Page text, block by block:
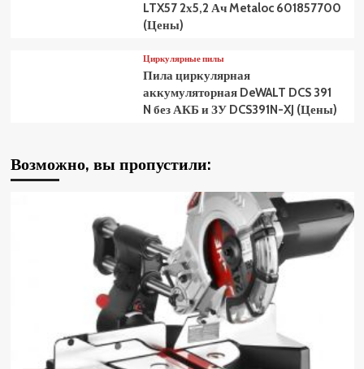
LTX57 2х5,2 Ач Metaloc 601857700
(Цены)
Циркулярные пилы
Пила циркулярная
аккумуляторная DeWALT DCS 391
N без АКБ и ЗУ DCS391N-XJ (Цены)
Возможно, вы пропустили: